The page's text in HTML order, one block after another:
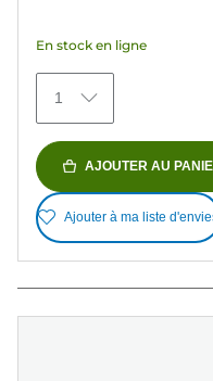
77
avis
En stock en ligne
1
AJOUTER AU
Ajouter à ma liste